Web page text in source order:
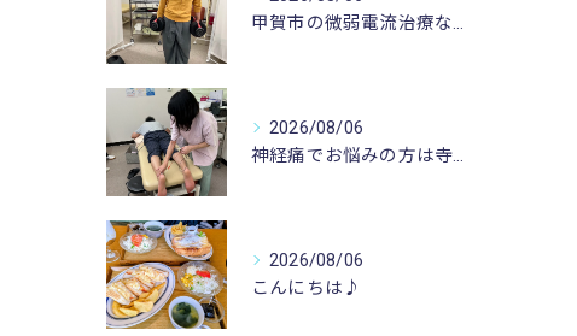
甲賀市の微弱電流治療なら寺庄整骨院へ🚴🏻‍♂️
2026/08/06
神経痛でお悩みの方は寺庄整骨院へ💁🏻‍♂️🍀
2026/08/06
こんにちは♪